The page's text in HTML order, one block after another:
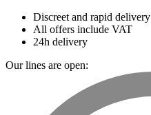
Discreet and rapid delivery
All offers include VAT
24h delivery
Our lines are open: